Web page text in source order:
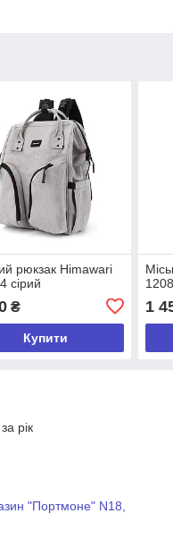
рюкзак Himawari
сірий
₴
Купити
1
рік
"Портмоне" N18,